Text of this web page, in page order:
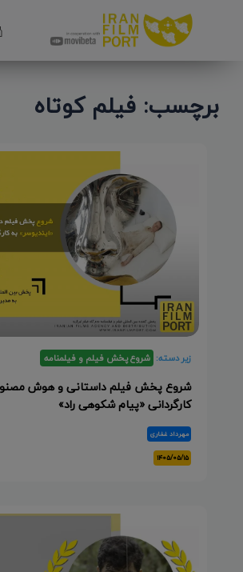
برچسب: فیلم کوتاه
زیر دسته: شروع پخش فیلم و فیلمنامه
شروع پخش فیلم داستانی و هوش
کارگردانی «پیام شکوهی راد»
مهرداد غفاری
۱۴۰۵/۰۵/۱۵